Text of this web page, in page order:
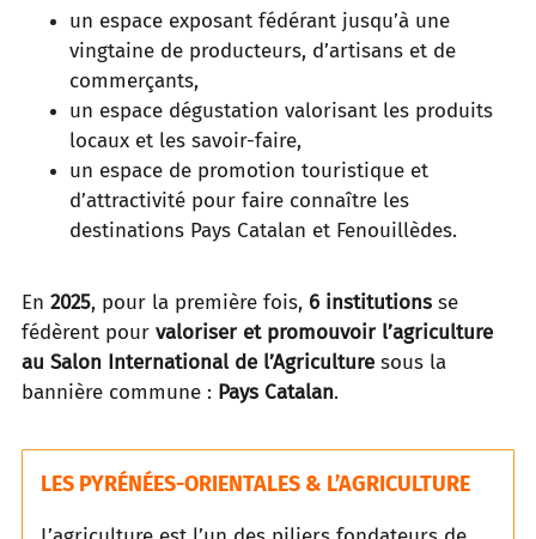
un espace exposant fédérant jusqu’à une
vingtaine de producteurs, d’artisans et de
commerçants,
un espace dégustation valorisant les produits
locaux et les savoir-faire,
un espace de promotion touristique et
d’attractivité pour faire connaître les
destinations Pays Catalan et Fenouillèdes.
En 2025, pour la première fois, 6 institutions se
fédèrent pour valoriser et promouvoir l’agriculture
au Salon International de l’Agriculture sous la
bannière commune : Pays Catalan.
LES PYRÉNÉES-ORIENTALES & L’AGRICULTURE